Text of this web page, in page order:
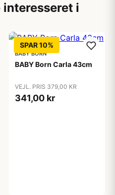
interesseret i
SPAR 10%
BABY BORN
BABY Born Carla 43cm
VEJL. PRIS 379,00 KR
341,00 kr